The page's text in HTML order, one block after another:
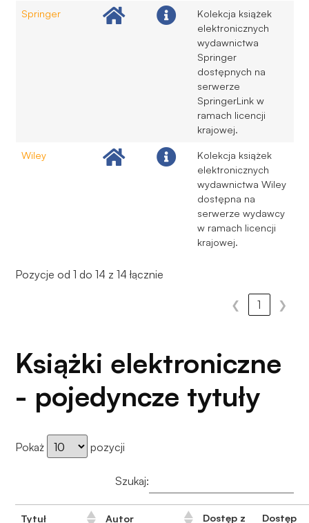
Springer
Kolekcja książek
elektronicznych
wydawnictwa
Springer
dostępnych na
serwerze
SpringerLink w
ramach licencji
krajowej.
Wiley
Kolekcja książek
elektronicznych
wydawnictwa Wiley
dostępna na
serwerze wydawcy
w ramach licencji
krajowej.
Pozycje od 1 do 14 z 14 łącznie
❮ 1 ❯
Książki elektroniczne
- pojedyncze tytuły
Pokaż pozycji
Szukaj:
Tytuł Autor Dostęp z Dostęp